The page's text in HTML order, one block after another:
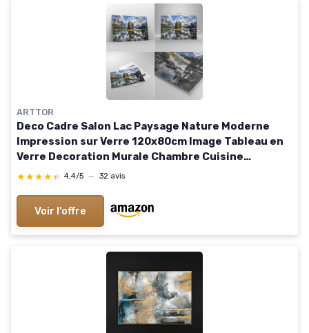
ARTTOR
Deco Cadre Salon Lac Paysage Nature Moderne
Impression sur Verre 120x80cm Image Tableau en
Verre Decoration Murale Chambre Cuisine
Horizontal Art Grand XXL Tableaux Decoratifs
★★★★★
★★★★★ 4,4/5 — 32 avis
Voir l'offre